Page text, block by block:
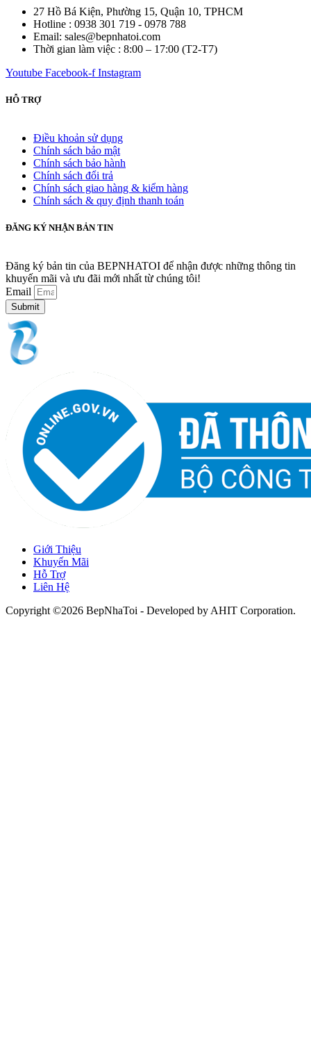
27 Hồ Bá Kiện, Phường 15, Quận 10, TPHCM
Hotline : 0938 301 719 - 0978 788
Email: sales@bepnhatoi.com
Thời gian làm việc : 8:00 – 17:00 (T2-T7)
Youtube Facebook-f Instagram
HỖ TRỢ
Điều khoản sử dụng
Chính sách bảo mật
Chính sách bảo hành
Chính sách đổi trả
Chính sách giao hàng & kiểm hàng
Chính sách & quy định thanh toán
ĐĂNG KÝ NHẬN BẢN TIN
Đăng ký bản tin của BEPNHATOI để nhận được những thông tin
khuyến mãi và ưu đãi mới nhất từ chúng tôi!
Email
Submit
Giới Thiệu
Khuyến Mãi
Hỗ Trợ
Liên Hệ
Copyright ©2026 BepNhaToi - Developed by AHIT Corporation.